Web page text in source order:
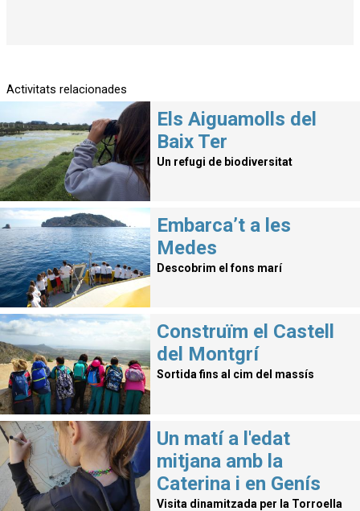
Activitats relacionades
Els Aiguamolls del
Baix Ter
Un refugi de biodiversitat
Embarca’t a les
Medes
Descobrim el fons marí
Construïm el Castell
del Montgrí
Sortida fins al cim del massís
Un matí a l'edat
mitjana amb la
Caterina i en Genís
Visita dinamitzada per la Torroella